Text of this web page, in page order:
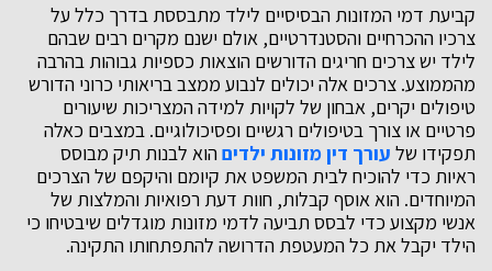
קביעת דמי המזונות הבסיסיים לילד מתבססת בדרך כלל על
צרכיו ההכרחיים והסטנדרטיים, אולם ישנם מקרים רבים שבהם
לילד יש צרכים חריגים הדורשים הוצאות כספיות גבוהות בהרבה
מהממוצע. צרכים אלה יכולים לנבוע ממצב בריאותי כרוני הדורש
טיפולים יקרים, אבחון של לקויות למידה המצריכות שיעורים
פרטיים או צורך בטיפולים רגשיים ופסיכולוגיים. במצבים כאלה
תפקידו של עורך דין מזונות ילדיםהוא לבנות תיק מבוסס
ראיות כדי להוכיח לבית המשפט את קיומם והיקפם של הצרכים
המיוחדים. הוא אוסף קבלות, חוות דעת רפואיות והמלצות של
אנשי מקצוע כדי לבסס תביעה לדמי מזונות מוגדלים שיבטיחו כי
הילד יקבל את כל המעטפת הדרושה להתפתחותו התקינה.